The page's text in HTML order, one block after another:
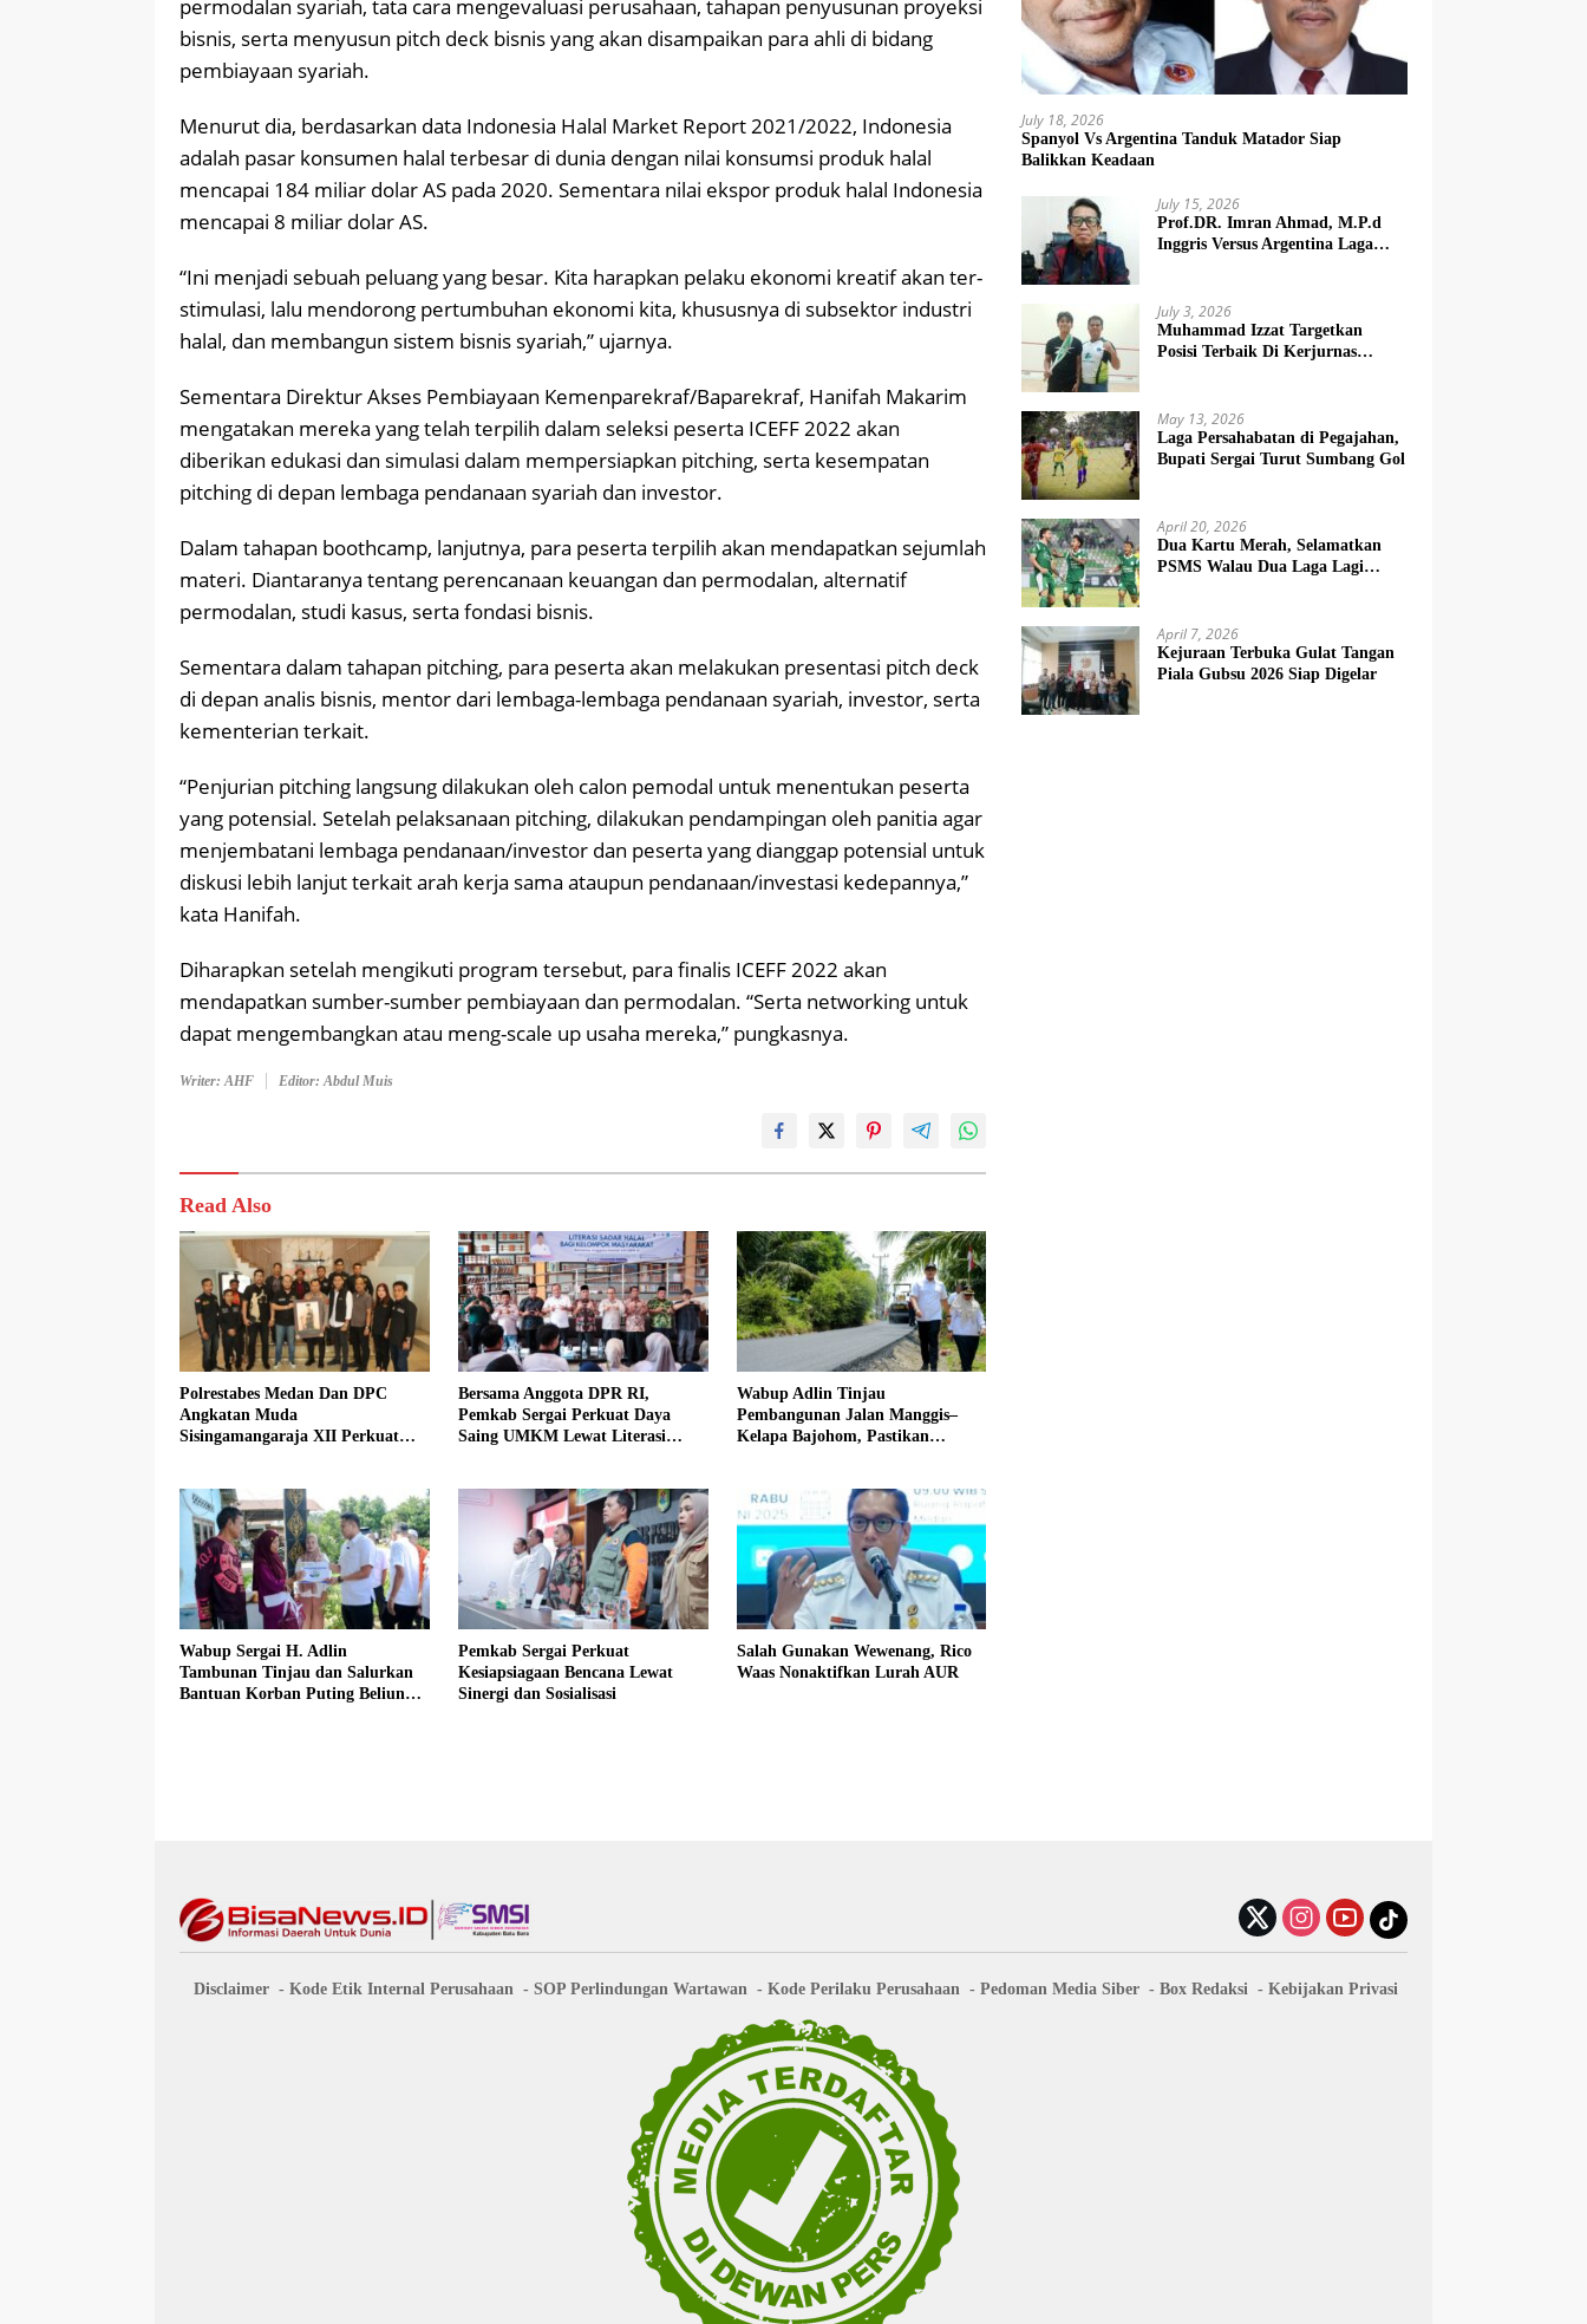
permodalan syariah, tata cara mengevaluasi perusahaan, tahapan penyusunan proyeksi
bisnis, serta menyusun pitch deck bisnis yang akan disampaikan para ahli di bidang
pembiayaan syariah.
Menurut dia, berdasarkan data Indonesia Halal Market Report 2021/2022, Indonesia
adalah pasar konsumen halal terbesar di dunia dengan nilai konsumsi produk halal
mencapai 184 miliar dolar AS pada 2020. Sementara nilai ekspor produk halal Indonesia
mencapai 8 miliar dolar AS.
“Ini menjadi sebuah peluang yang besar. Kita harapkan pelaku ekonomi kreatif akan ter-
stimulasi, lalu mendorong pertumbuhan ekonomi kita, khususnya di subsektor industri
halal, dan membangun sistem bisnis syariah,” ujarnya.
Sementara Direktur Akses Pembiayaan Kemenparekraf/Baparekraf, Hanifah Makarim
mengatakan mereka yang telah terpilih dalam seleksi peserta ICEFF 2022 akan
diberikan edukasi dan simulasi dalam mempersiapkan pitching, serta kesempatan
pitching di depan lembaga pendanaan syariah dan investor.
Dalam tahapan boothcamp, lanjutnya, para peserta terpilih akan mendapatkan sejumlah
materi. Diantaranya tentang perencanaan keuangan dan permodalan, alternatif
permodalan, studi kasus, serta fondasi bisnis.
Sementara dalam tahapan pitching, para peserta akan melakukan presentasi pitch deck
di depan analis bisnis, mentor dari lembaga-lembaga pendanaan syariah, investor, serta
kementerian terkait.
“Penjurian pitching langsung dilakukan oleh calon pemodal untuk menentukan peserta
yang potensial. Setelah pelaksanaan pitching, dilakukan pendampingan oleh panitia agar
menjembatani lembaga pendanaan/investor dan peserta yang dianggap potensial untuk
diskusi lebih lanjut terkait arah kerja sama ataupun pendanaan/investasi kedepannya,”
kata Hanifah.
Diharapkan setelah mengikuti program tersebut, para finalis ICEFF 2022 akan
mendapatkan sumber-sumber pembiayaan dan permodalan. “Serta networking untuk
dapat mengembangkan atau meng-scale up usaha mereka,” pungkasnya.
Writer: AHF Editor: Abdul Muis
Read Also
Polrestabes Medan Dan DPC
Angkatan Muda
Sisingamangaraja XII Perkuat
Bersama Anggota DPR RI,
Pemkab Sergai Perkuat Daya
Saing UMKM Lewat Literasi
Wabup Adlin Tinjau
Pembangunan Jalan Manggis–
Kelapa Bajohom, Pastikan
Wabup Sergai H. Adlin
Tambunan Tinjau dan Salurkan
Bantuan Korban Puting Beliung
Pemkab Sergai Perkuat
Kesiapsiagaan Bencana Lewat
Sinergi dan Sosialisasi
Salah Gunakan Wewenang, Rico
Waas Nonaktifkan Lurah AUR
July 18, 2026
Spanyol Vs Argentina Tanduk Matador Siap
Balikkan Keadaan
July 15, 2026
Prof.DR. Imran Ahmad, M.P.d
Inggris Versus Argentina Laga
July 3, 2026
Muhammad Izzat Targetkan
Posisi Terbaik Di Kerjurnas
May 13, 2026
Laga Persahabatan di Pegajahan,
Bupati Sergai Turut Sumbang Gol
April 20, 2026
Dua Kartu Merah, Selamatkan
PSMS Walau Dua Laga Lagi
April 7, 2026
Kejuraan Terbuka Gulat Tangan
Piala Gubsu 2026 Siap Digelar
Disclaimer Kode Etik Internal Perusahaan SOP Perlindungan Wartawan Kode Perilaku Perusahaan Pedoman Media Siber Box Redaksi Kebijakan Privasi